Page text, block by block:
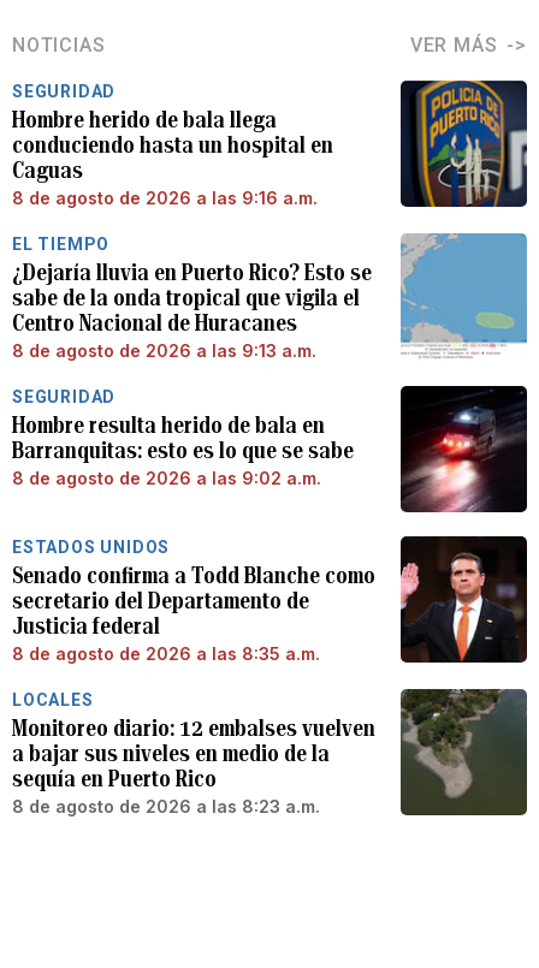
NOTICIAS VER MÁS
SEGURIDAD
Hombre herido de bala llega
conduciendo hasta un hospital en
Caguas
8 de agosto de 2026 a las 9:16 a.m.
EL TIEMPO
¿Dejaría lluvia en Puerto Rico? Esto se
sabe de la onda tropical que vigila el
Centro Nacional de Huracanes
8 de agosto de 2026 a las 9:13 a.m.
SEGURIDAD
Hombre resulta herido de bala en
Barranquitas: esto es lo que se sabe
8 de agosto de 2026 a las 9:02 a.m.
ESTADOS UNIDOS
Senado confirma a Todd Blanche como
secretario del Departamento de
Justicia federal
8 de agosto de 2026 a las 8:35 a.m.
LOCALES
Monitoreo diario: 12 embalses vuelven
a bajar sus niveles en medio de la
sequía en Puerto Rico
8 de agosto de 2026 a las 8:23 a.m.